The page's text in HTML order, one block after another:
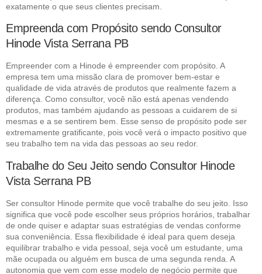
exatamente o que seus clientes precisam.
Empreenda com Propósito sendo Consultor
Hinode Vista Serrana PB
Empreender com a Hinode é empreender com propósito. A
empresa tem uma missão clara de promover bem-estar e
qualidade de vida através de produtos que realmente fazem a
diferença. Como consultor, você não está apenas vendendo
produtos, mas também ajudando as pessoas a cuidarem de si
mesmas e a se sentirem bem. Esse senso de propósito pode ser
extremamente gratificante, pois você verá o impacto positivo que
seu trabalho tem na vida das pessoas ao seu redor.
Trabalhe do Seu Jeito sendo Consultor Hinode
Vista Serrana PB
Ser consultor Hinode permite que você trabalhe do seu jeito. Isso
significa que você pode escolher seus próprios horários, trabalhar
de onde quiser e adaptar suas estratégias de vendas conforme
sua conveniência. Essa flexibilidade é ideal para quem deseja
equilibrar trabalho e vida pessoal, seja você um estudante, uma
mãe ocupada ou alguém em busca de uma segunda renda. A
autonomia que vem com esse modelo de negócio permite que